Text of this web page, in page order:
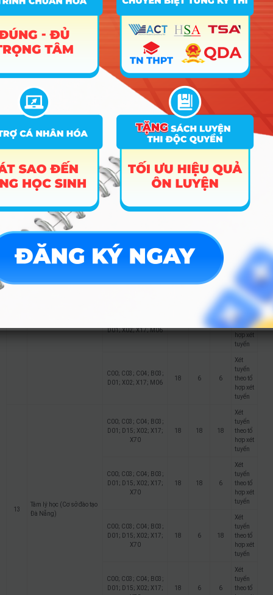
10
Ngôn ngữ Hàn Quốc (Cơ
sở đào tạo Đà Nẵng)
C00; C03; C04; D01;
D10; D14; X02; X70;
tuyển
tuyển
C00; C03; C04; D01;
D10; D14; X02; X70;
X78
18 6
tuyển
hợp xét
C00; C03; C04; D01;
D10; D14; X02; X70;
X78
18 6 6
theo tổ
11
Văn học (Cơ sở đào tạo Đà
Nẵng)
C00; C03; C04; D01;
D14; D15; X70; X78
18
Xét
theo tổ
tuyển
6
tuyển
theo tổ
tuyển
D01; X02; X17; M06
Xét
theo tổ
hợp xét
tuyển
C00; C03; C04; B03;
D01; X02; X17; M06
18 6 6
Xét
tuyển
theo tổ
hợp xét
tuyển
13
Tâm lý học (Cơ sở đào tạo
Đà Nẵng)
C00; C03; C04; B03;
D01; D15; X02; X17;
X70
18 18 18
Xét
tuyển
theo tổ
hợp xét
tuyển
C00; C03; C04; B03;
D01; D15; X02; X17;
X70
18 18 6
Xét
tuyển
theo tổ
hợp xét
tuyển
C00; C03; C04; B03;
D01; D15; X02; X17;
X70
18 6 18
Xét
tuyển
theo tổ
hợp xét
tuyển
C00; C03; C04; B03;
D01; D15; X02; X17;
18 6 6
Xét
tuyển
theo tổ